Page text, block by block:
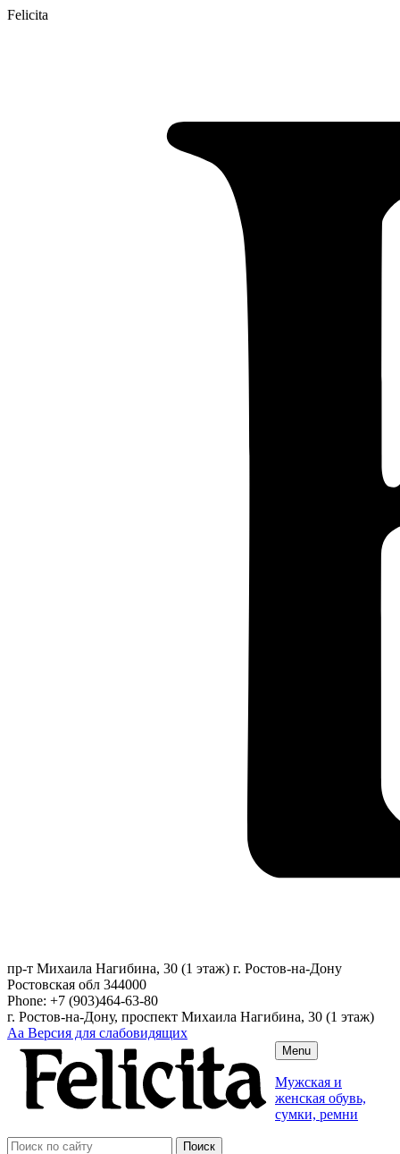
Felicita
пр-т Михаила Нагибина, 30 (1 этаж) г. Ростов-на-Дону
Ростовская обл 344000
Phone: +7 (903)464-63-80
г. Ростов-на-Дону, проспект Михаила Нагибина, 30 (1 этаж)
Аа Версия для слабовидящих
Menu
Мужская и
женская обувь,
сумки, ремни